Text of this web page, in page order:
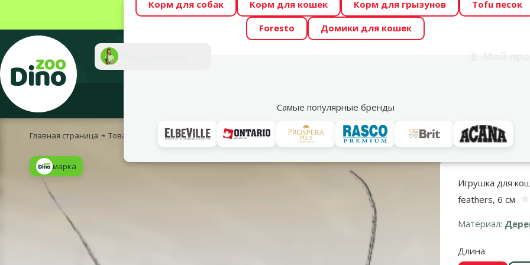
Весь месяц Dino Zoo предлагает отличные цены на ТОП-овые корма! 🍖
Фотоконкурс “GADA ŪSAIŅI”! Возможно Твой питомец станет звездой
Корм для собак Корм для кошек Корм для грызунов
Tofu песок
Foresto
Домики для кошек
Самые популярные бренды
Акции
Главная страница Товары для кошек Игрушки, лестницы и тоннели Прочие игрушки Magic Cat Natural Fun Stick with natural
Игрушка для
feathers, 6 см
Материал:
Длина
марка